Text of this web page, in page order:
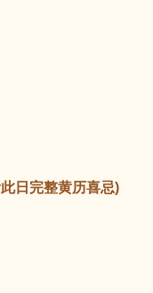
日完整黄历喜忌)